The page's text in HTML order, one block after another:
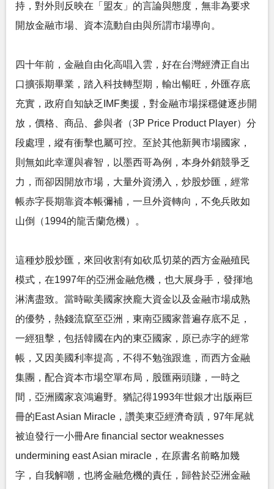
持，對外則反映在「盟友」的言論與態度，無非為要求
開放金融市場、資本流動自由與所謂市場導向。
四十年前，金融自由化高唱入雲，好在台灣經濟正自出
口擴張期畢業，踏入科技轉型期，輸出暢旺，外匯存底
充實，政府自知缺乏IMF奧援，對金融市場採穩健逐步開
放，價格、商品、參與者（3P Price Product Player）分
段處理，縱有衝擊也屬可控。至於其他新興市場國家，
則無如此幸運與睿智，以墨西哥為例，本身外銷競爭乏
力，而卻因開放市場，大量外資湧入，炒股炒匯，經常
帳赤字長期靠資本帳彌補，一旦外資轉向，不免兵敗如
山倒（1994的龍舌蘭危機）。
這種炒股炒匯，來回收割有如砍瓜切菜的西方金融殖民
模式，在1997年的亞洲金融危機，也大展身手，發揮地
淋漓盡致。當時歐美國家挾龐大資金以及金融市場成熟
的優勢，熱錢流竄至亞洲，東南亞國家普遍存底不足，
一經狙擊，包括韓國在內的東亞國家，原已赤字的經常
帳，又因美國利率提高，不得不勉強跟進，而西方金融
集團，配合資本市場空單布局，股匯兩頭賺，一時之
間，亞洲國家哀鴻遍野。猶記得1993年世銀才出版兩巨
冊的East Asian Miracle，讚美東亞經濟奇蹟，97年尾就
被迫發行一小冊Are financial sector weaknesses
undermining east Asian miracle，在原書名前略加幾
字，自我解嘲，也將金融危機的責任，歸咎於亞洲金融